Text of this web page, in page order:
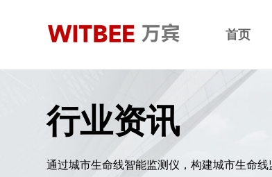
首页
行业资讯
通过城市生命线智能监测仪，构建城市生命